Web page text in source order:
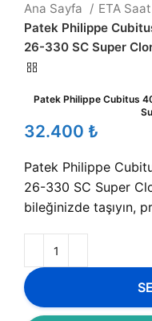
Ana Sayfa ETA Saat
Patek Philippe
26-330 SC Super
Patek Philippe Cubitus
₺
Patek Philippe
26-330 SC Super
bileğinizde taşıyın,